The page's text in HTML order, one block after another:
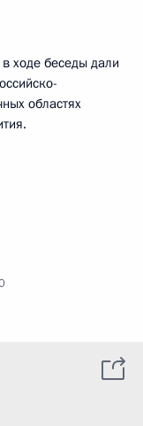
ходе беседы дали
областях